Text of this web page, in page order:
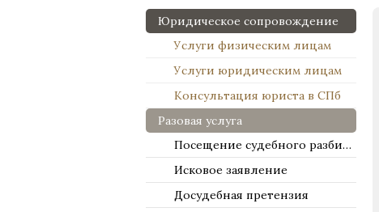
Юридическое сопровождение
Услуги физическим лицам
Услуги юридическим лицам
Консультация юриста в СПб
Разовая услуга
Посещение судебного разбирательства
Исковое заявление
Досудебная претензия